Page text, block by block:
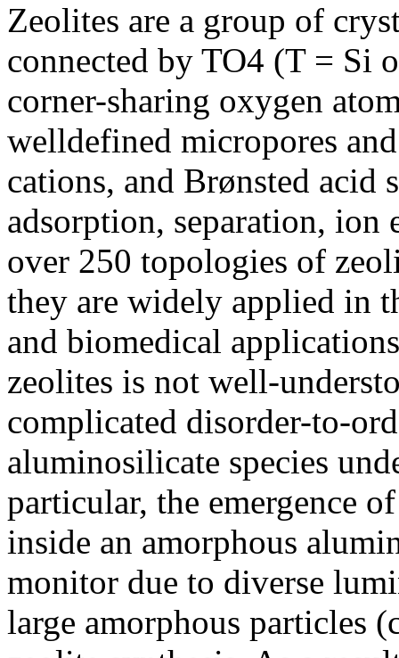
Zeolites are a group of
connected by TO4 (T = Si
corner-sharing oxygen
welldefined micropores
cations, and Brønsted acid
adsorption, separation, ion
over 250 topologies of
they are widely applied in
and biomedical
zeolites is not well-
complicated disorder-to-
aluminosilicate species
particular, the emergence
inside an amorphous
monitor due to diverse
large amorphous particles